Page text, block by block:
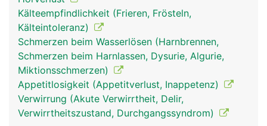
für das Gleichgewicht und die Koordination von
Bewegungen zuständig. Zur optimalen Funktion ist
unser Gehirn auf eine ununterbrochene
Sauerstoffversorgung über die Durchblutung
angewiesen. Eine Unterbrechung des Blutflusses
von mehr als 10 Sekunden führt zur
Bewusstlosigkeit, eine Unterbrechung für mehrere
Minuten führt bereits zu bleibenden Schäden.
Geschützt wird das Gehirn vom umliegenden
Kälteempfindlichkeit (Frieren, Frösteln,
Kälteintoleranz)
Schmerzen beim Wasserlösen (Harnbrennen,
Schmerzen beim Harnlassen, Dysurie, Algurie,
Miktionsschmerzen)
Appetitlosigkeit (Appetitverlust, Inappetenz)
Verwirrung (Akute Verwirrtheit, Delir,
Verwirrtheitszustand, Durchgangssyndrom)